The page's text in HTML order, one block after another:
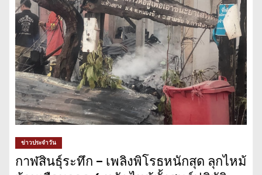
ข่าวประจำวัน
กาฬสินธุ์ระทึก – เพลิงพิโรธหนักสุด ลุกไหม้